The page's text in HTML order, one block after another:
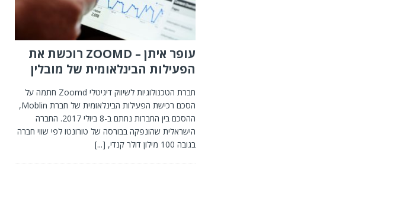
עופר איתן – ZOOMD רוכשת את
הפעילות הבינלאומית של מובלין
חברת הטכנולוגיות לשיווק דיגיטלי Zoomd חתמה על
הסכם רכישת הפעילות הבינלאומית של חברת Moblin,
ההסכם בין החברות נחתם ב-8 ביולי 2017. החברה
הישראלית שהונפקה בבורסה של טורונטו לפי שווי חברה
בגובה 100 מילון דולר קנדי,
[...]